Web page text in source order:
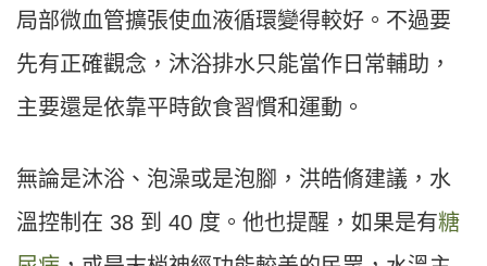
局部微血管擴張使血液循環變得較好。不過要
先有正確觀念，沐浴排水只能當作日常輔助，
主要還是依靠平時飲食習慣和運動。
無論是沐浴、泡澡或是泡腳，洪皓脩建議，水
溫控制在 38 到 40 度。他也提醒，如果是有糖